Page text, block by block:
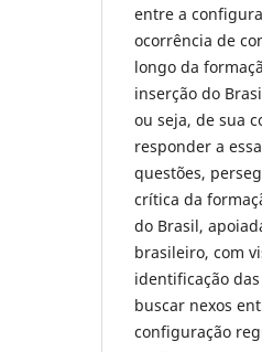
entre a
ocorrência de
longo da
inserção do
ou seja, de sua
responder a
questões,
crítica da
do Brasil,
brasileiro, com
identificação
buscar nexos
configuração